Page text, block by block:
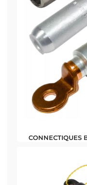
CONNECTIQUES